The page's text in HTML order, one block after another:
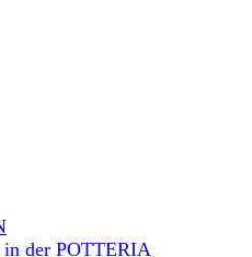
in der POTTERIA